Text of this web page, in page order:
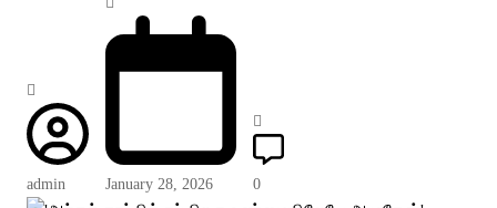
admin January 28, 2026 0